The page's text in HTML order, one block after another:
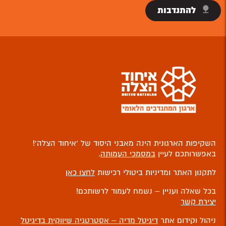
להתנדבות
השקיפות הארגונית הינה מאבני היסוד של ‘איחוד הצלה’!
באפשרותכם לעיין במסמכי העמותה.
לתקנון האתר ומדיניות ביטולי רכישות לחצו כאן
בכל שאלה ועניין – נשמח לעמוד לרשותכם!
יצירת קשר
ניהול וקידום אתר דיגיטל מדיה – אסטרטגיה שיווקית בדיגיטל